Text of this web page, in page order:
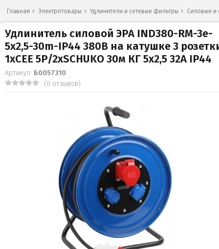
Главная Электротовары Удлинители и сетевые фильтры Силовые и
Удлинитель силовой ЭРА IND380-RM-3e-
5x2,5-30m-IP44 380В на катушке 3
1xCEE 5P/2xSCHUKO 30м КГ 5х2,5 32А IP44
Артикул: Б0057310
(0 отзывов)